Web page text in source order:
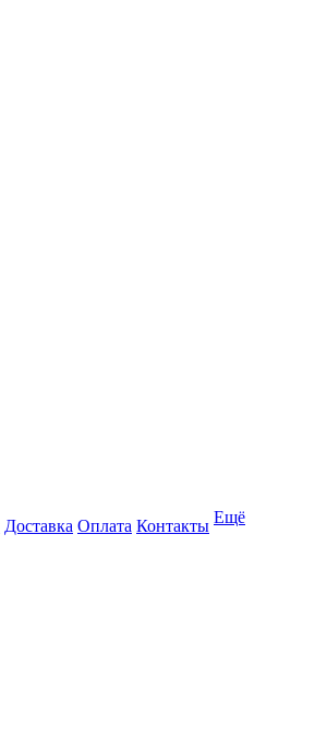
Доставка Оплата Контакты Ещё